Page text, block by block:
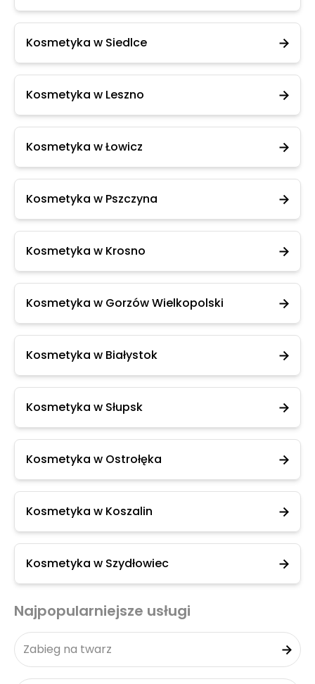
Kosmetyka w Siedlce
Kosmetyka w Leszno
Kosmetyka w Łowicz
Kosmetyka w Pszczyna
Kosmetyka w Krosno
Kosmetyka w Gorzów Wielkopolski
Kosmetyka w Białystok
Kosmetyka w Słupsk
Kosmetyka w Ostrołęka
Kosmetyka w Koszalin
Kosmetyka w Szydłowiec
Najpopularniejsze usługi
Zabieg na twarz